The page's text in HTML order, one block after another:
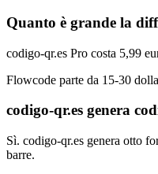
Quanto è grande la
codigo-qr.es Pro costa 5,99
Flowcode parte da 15-30
codigo-qr.es genera
Sì. codigo-qr.es genera otto
barre.